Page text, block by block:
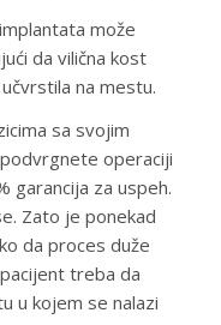
može
da vilična kost
na mestu.
sa svojim
operaciji
garancija za uspeh.
Zato je ponekad
da proces duže
treba da
u kojem se nalazi